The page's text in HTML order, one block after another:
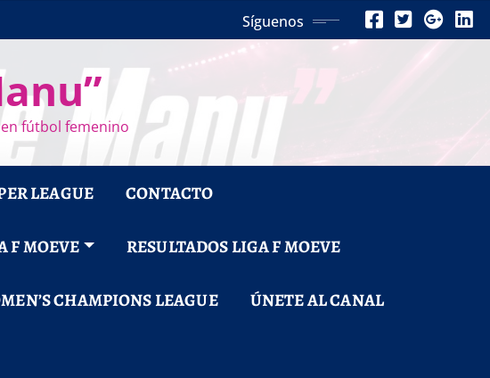
Síguenos
fútbol femenino
LEAGUE CONTACTO
F MOEVE RESULTADOS LIGA F MOEVE
CHAMPIONS LEAGUE ÚNETE AL CANAL